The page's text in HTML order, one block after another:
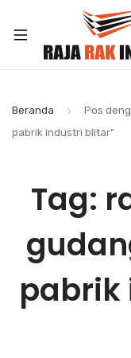
Beranda
Pos
pabrik industri blitar”
Tag:
pabrik